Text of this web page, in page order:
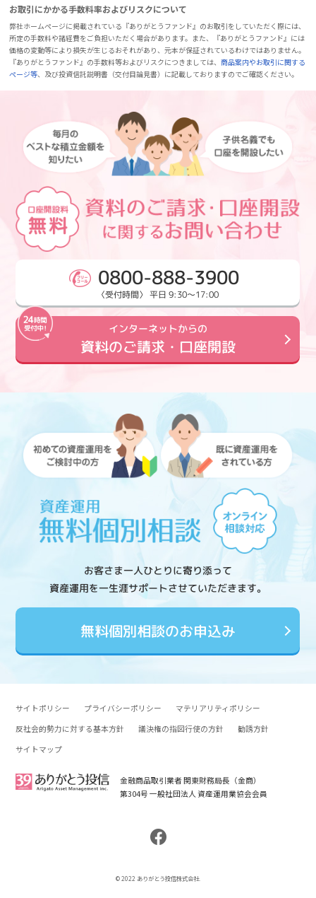
お取引にかかる手数料率およびリスクについて
弊社ホームページに掲載されている『ありがとうファンド』のお取引をしていただく際には、
所定の手数料や諸経費をご負担いただく場合があります。また、『ありがとうファンド』には
価格の変動等により損失が生じるおそれがあり、元本が保証されているわけではありません。
『ありがとうファンド』の手数料等およびリスクにつきましては、商品案内やお取引に関する
ページ等、及び投資信託説明書（交付目論見書）に記載しておりますのでご確認ください。
0800-888-3900
〈受付時間〉 平日 9:30～17:00
インターネットからの
資料のご請求・口座開設
お客さま一人ひとりに寄り添って
資産運用を一生涯サポートさせていただきます。
無料個別相談のお申込み
サイトポリシー プライバシーポリシー
マテリアリティポリシー
反社会的勢力に対する基本方針
議決権の指図行使の方針
勧誘方針
サイトマップ
金融商品取引業者 関東財務局長（金商）
第304号 一般社団法人 資産運用業協会会員
© 2022 ありがとう投信株式会社.